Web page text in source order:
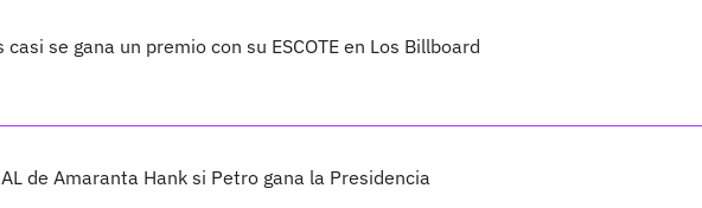
se gana un premio con su ESCOTE en Los Billboard
de Amaranta Hank si Petro gana la Presidencia